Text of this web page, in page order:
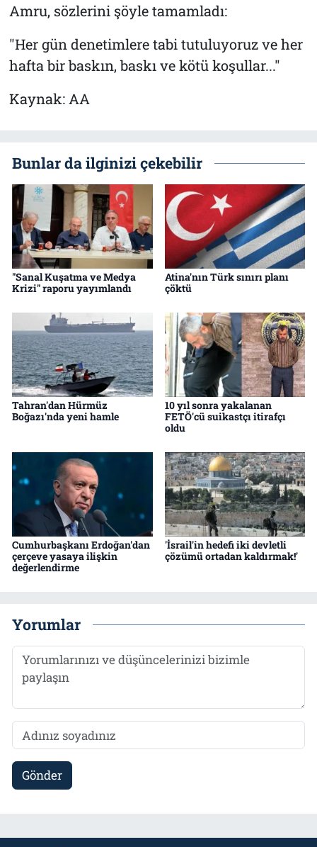
Amru, sözlerini şöyle tamamladı:
"Her gün denetimlere tabi tutuluyoruz ve her
hafta bir baskın, baskı ve kötü koşullar..."
Kaynak: AA
Bunlar da ilginizi çekebilir
"Sanal Kuşatma ve Medya
Krizi" raporu yayımlandı
Atina'nın Türk sınırı planı
çöktü
Tahran'dan Hürmüz
Boğazı'nda yeni hamle
10 yıl sonra yakalanan
FETÖ'cü suikastçı itirafçı
oldu
Cumhurbaşkanı Erdoğan'dan
çerçeve yasaya ilişkin
değerlendirme
'İsrail'in hedefi iki devletli
çözümü ortadan kaldırmak!'
Yorumlar
Gönder